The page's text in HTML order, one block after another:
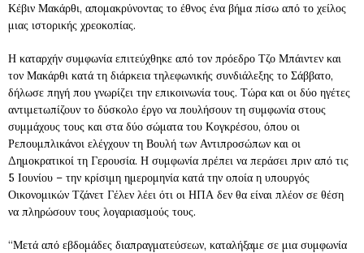
Κέβιν Μακάρθι, απομακρύνοντας το έθνος ένα βήμα πίσω από το χείλος
μιας ιστορικής χρεοκοπίας.
Η καταρχήν συμφωνία επιτεύχθηκε από τον πρόεδρο Τζο Μπάιντεν και
τον Μακάρθι κατά τη διάρκεια τηλεφωνικής συνδιάλεξης το Σάββατο,
δήλωσε πηγή που γνωρίζει την επικοινωνία τους. Τώρα και οι δύο ηγέτες
αντιμετωπίζουν το δύσκολο έργο να πουλήσουν τη συμφωνία στους
συμμάχους τους και στα δύο σώματα του Κογκρέσου, όπου οι
Ρεπουμπλικάνοι ελέγχουν τη Βουλή των Αντιπροσώπων και οι
Δημοκρατικοί τη Γερουσία. Η συμφωνία πρέπει να περάσει πριν από τις
5 Ιουνίου – την κρίσιμη ημερομηνία κατά την οποία η υπουργός
Οικονομικών Τζάνετ Γέλεν λέει ότι οι ΗΠΑ δεν θα είναι πλέον σε θέση
να πληρώσουν τους λογαριασμούς τους.
“Μετά από εβδομάδες διαπραγματεύσεων, καταλήξαμε σε μια συμφωνία